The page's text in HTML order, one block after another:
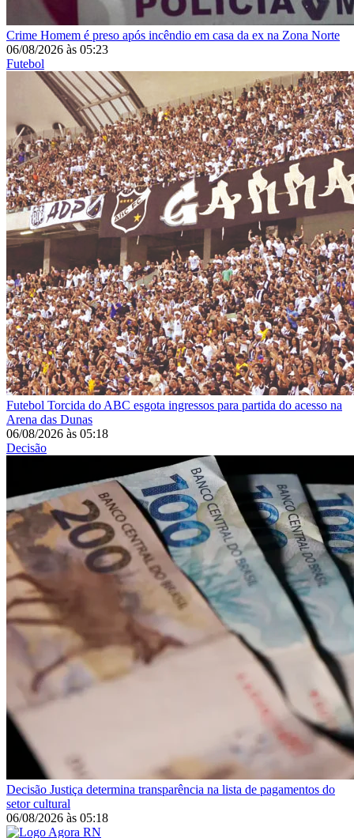
Crime Homem é preso após incêndio em casa da ex na Zona Norte
06/08/2026 às 05:23
Futebol
Futebol Torcida do ABC esgota ingressos para partida do acesso na
Arena das Dunas
06/08/2026 às 05:18
Decisão
Decisão Justiça determina transparência na lista de pagamentos do
setor cultural
06/08/2026 às 05:18